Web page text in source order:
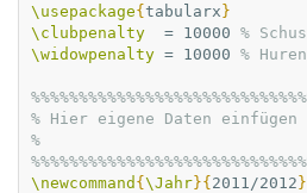
\usepackage{ tabularx }
\clubpenalty
  = 10000
%
\widowpenalty = 10000 %
% Hier eigene Daten einfügen
%
\newcommand { \Jahr}{ 2011/2012 }